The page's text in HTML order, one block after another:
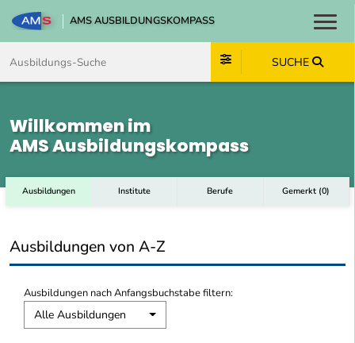
AMS AUSBILDUNGSKOMPASS
SUCHE
Willkommen im
AMS Ausbildungskompass
Ausbildungen Institute Berufe Gemerkt (0)
Ausbildungen von A-Z
Ausbildungen nach Anfangsbuchstabe filtern:
Alle Ausbildungen